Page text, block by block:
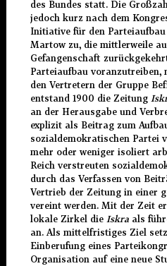
des Bundes statt. Die
jedoch kurz nach dem
Initiative für den
Martow zu, die mittlerweile
Gefangenschaft
Parteiaufbau
den Vertretern der Gruppe
entstand 1900 die Zeitung
an der Herausgabe und
explizit als Beitrag zum
sozialdemokratischen Partei
mehr oder weniger isoliert
Reich verstreuten
durch das Verfassen von
Vertrieb der Zeitung in einer
vereint werden. Mit der Zeit
lokale Zirkel dieIskra als
an. Als mittelfristiges Ziel
Einberufung eines
Organisation auf eine neue